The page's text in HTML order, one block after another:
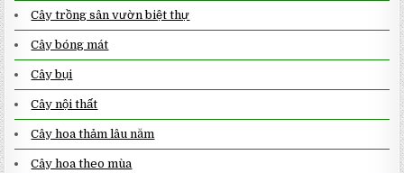
Cây trồng sân vườn biệt thự
Cây bóng mát
Cây bụi
Cây nội thất
Cây hoa thảm lâu năm
Cây hoa theo mùa